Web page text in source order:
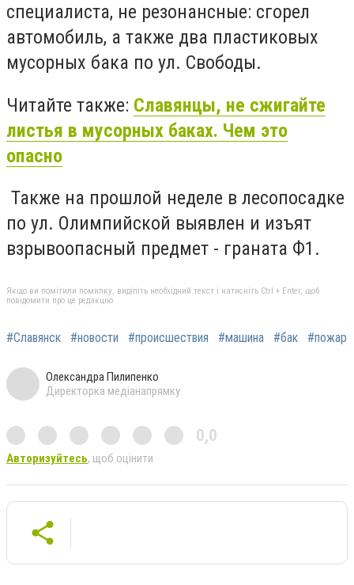
специалиста, не резонансные: сгорел
автомобиль, а также два пластиковых
мусорных бака по ул. Свободы.
Читайте также: Славянцы, не сжигайте
листья в мусорных баках. Чем это
опасно
Также на прошлой неделе в лесопосадке
по ул. Олимпийской выявлен и изъят
взрывоопасный предмет - граната Ф1.
Якщо ви помітили помилку, виділіть необхідний текст і натисніть Ctrl + Enter, щоб
повідомити про це редакцію
#Славянск #новости #происшествия #машина #бак #пожар
Олександра Пилипенко
Директорка медіанапрямку
0,0
Авторизуйтесь, щоб оцінити